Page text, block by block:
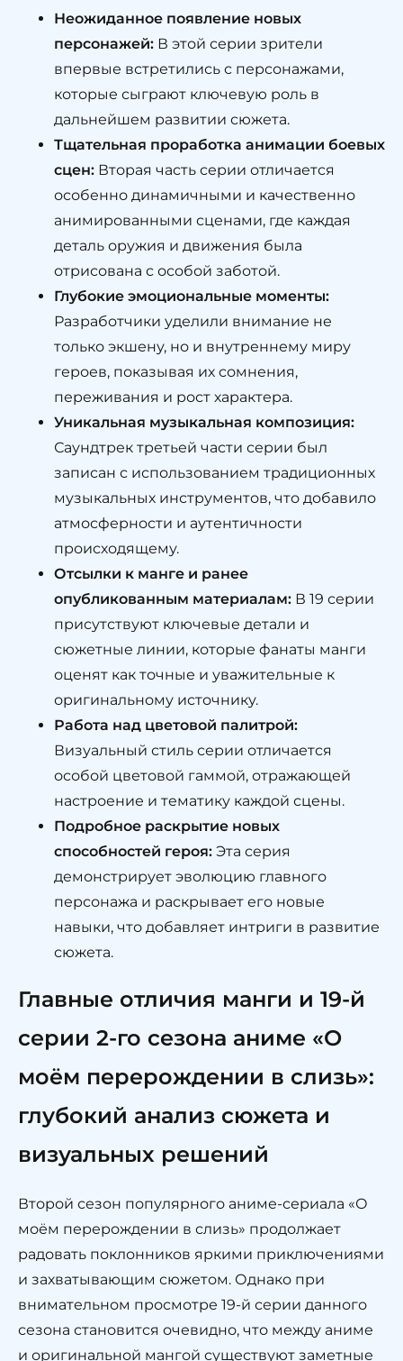
Неожиданное появление новых
персонажей: В этой серии зрители
впервые встретились с персонажами,
которые сыграют ключевую роль в
дальнейшем развитии сюжета.
Тщательная проработка анимации боевых
сцен: Вторая часть серии отличается
особенно динамичными и качественно
анимированными сценами, где каждая
деталь оружия и движения была
отрисована с особой заботой.
Глубокие эмоциональные моменты:
Разработчики уделили внимание не
только экшену, но и внутреннему миру
героев, показывая их сомнения,
переживания и рост характера.
Уникальная музыкальная композиция:
Саундтрек третьей части серии был
записан с использованием традиционных
музыкальных инструментов, что добавило
атмосферности и аутентичности
происходящему.
Отсылки к манге и ранее
опубликованным материалам: В 19 серии
присутствуют ключевые детали и
сюжетные линии, которые фанаты манги
оценят как точные и уважительные к
оригинальному источнику.
Работа над цветовой палитрой:
Визуальный стиль серии отличается
особой цветовой гаммой, отражающей
настроение и тематику каждой сцены.
Подробное раскрытие новых
способностей героя: Эта серия
демонстрирует эволюцию главного
персонажа и раскрывает его новые
навыки, что добавляет интриги в развитие
сюжета.
Главные отличия манги и 19-й
серии 2-го сезона аниме «О
моём перерождении в слизь»:
глубокий анализ сюжета и
визуальных решений
Второй сезон популярного аниме-сериала «О
моём перерождении в слизь» продолжает
радовать поклонников яркими приключениями
и захватывающим сюжетом. Однако при
внимательном просмотре 19-й серии данного
сезона становится очевидно, что между аниме
и оригинальной мангой существуют заметные